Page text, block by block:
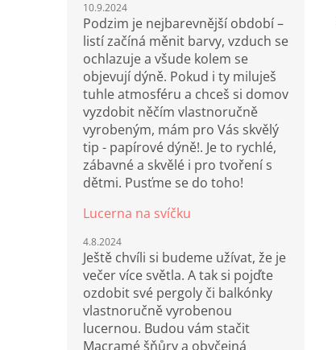
10.9.2024
Podzim je nejbarevnější období –
listí začíná měnit barvy, vzduch se
ochlazuje a všude kolem se
objevují dýně. Pokud i ty miluješ
tuhle atmosféru a chceš si domov
vyzdobit něčím vlastnoručně
vyrobeným, mám pro Vás skvělý
tip - papírové dýně!. Je to rychlé,
zábavné a skvělé i pro tvoření s
dětmi. Pusťme se do toho!
Lucerna na svíčku
4.8.2024
Ještě chvíli si budeme užívat, že je
večer více světla. A tak si pojďte
ozdobit své pergoly či balkónky
vlastnoručně vyrobenou
lucernou. Budou vám stačit
Macramé šňůry a obyčejná